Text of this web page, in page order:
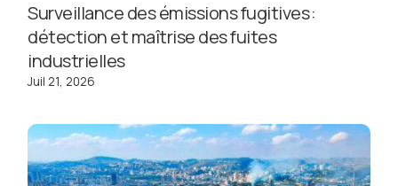
Surveillance des émissions fugitives :
détection et maîtrise des fuites
industrielles
Juil 21, 2026